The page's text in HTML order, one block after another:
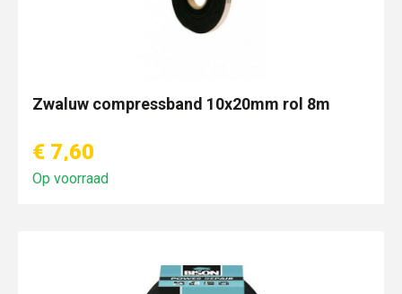
Zwaluw compressband 10x20mm rol 8m
€ 7,60
Op voorraad